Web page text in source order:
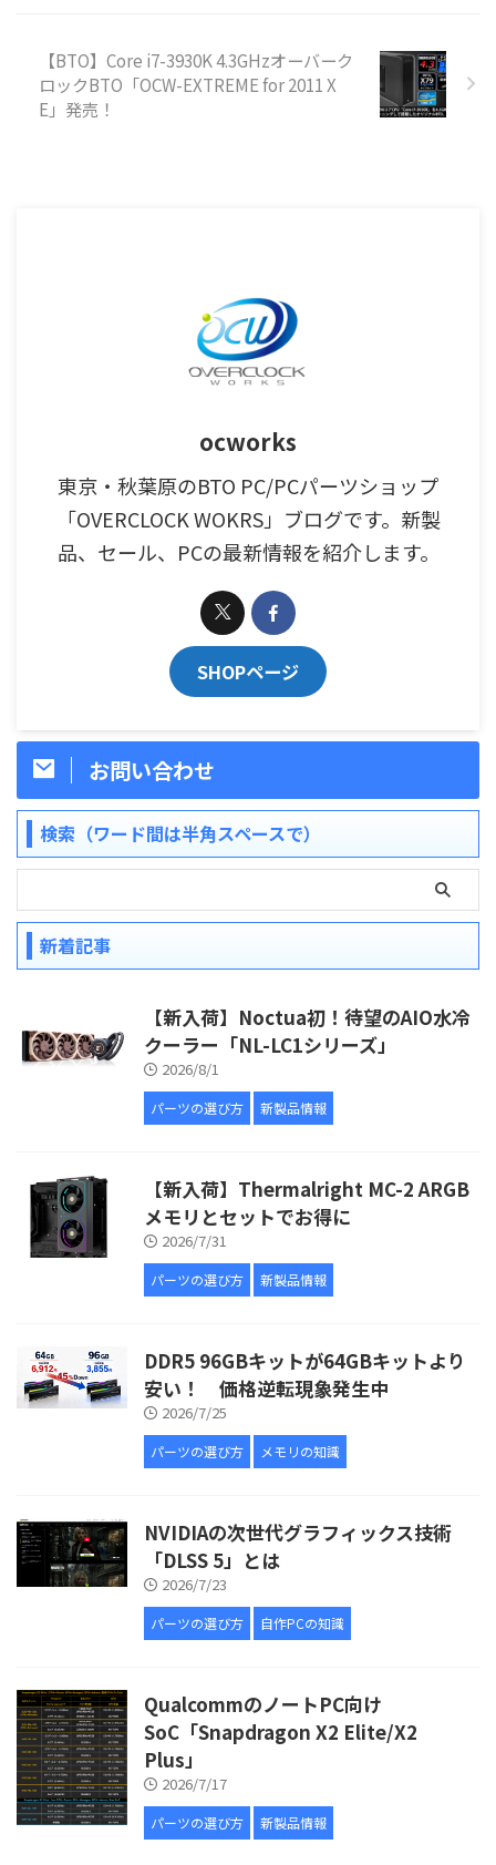
【BTO】Core i7-3930K 4.3GHzオーバーク
ロックBTO「OCW-EXTREME for 2011 X
E」発売！
ocworks
東京・秋葉原のBTO PC/PCパーツショップ
「OVERCLOCK WOKRS」ブログです。新製
品、セール、PCの最新情報を紹介します。
SHOPページ
お問い合わせ
検索（ワード間は半角スペースで）
新着記事
【新入荷】Noctua初！待望のAIO水冷
クーラー「NL-LC1シリーズ」
2026/8/1
パーツの選び方 新製品情報
【新入荷】Thermalright MC-2 ARGB
メモリとセットでお得に
2026/7/31
パーツの選び方 新製品情報
DDR5 96GBキットが64GBキットより
安い！ 価格逆転現象発生中
2026/7/25
パーツの選び方 メモリの知識
NVIDIAの次世代グラフィックス技術
「DLSS 5」とは
2026/7/23
パーツの選び方 自作PCの知識
QualcommのノートPC向け
SoC「Snapdragon X2 Elite/X2
Plus」
2026/7/17
パーツの選び方 新製品情報